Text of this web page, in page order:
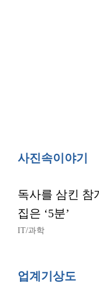
사진속이야기
독사를 삼킨
집은 ‘5분’
IT/과학
업계기상도